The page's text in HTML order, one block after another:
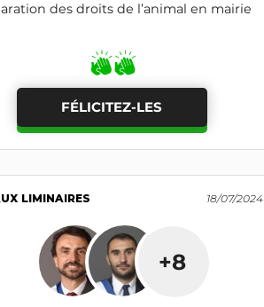
des droits de l’animal en mairie
FÉLICITEZ-LES
LIMINAIRES 18/07/2024
+8